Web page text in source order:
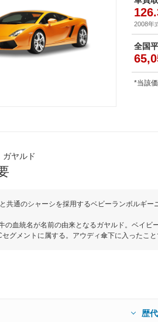
2008年
全国
*当該
ガヤルド
共通のシャーシを採用するベビーランボルギー
の血統名が名前の由来となるガヤルド。ベイ
グメントに属する。アウディ傘下に入ったこ
きるレーシングカーのLP570-4スーパーレジー
歴